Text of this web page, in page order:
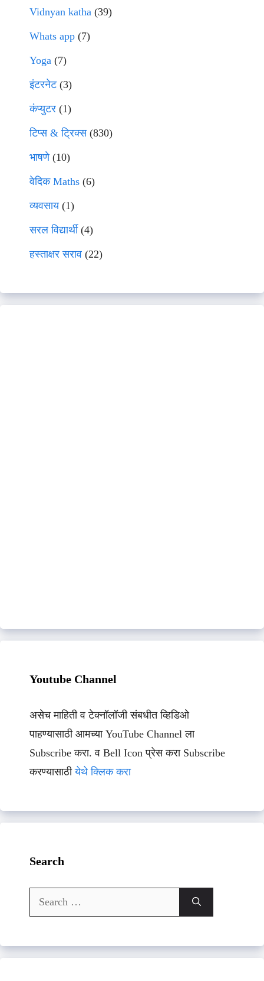
Vidnyan katha (39)
Whats app (7)
Yoga (7)
इंटरनेट(3)
कंप्युटर (1)
टिप्स & ट्रिक्स(830)
भाषणे(10)
वेदिक Maths (6)
व्यवसाय(1)
सरल विद्यार्थी(4)
हस्ताक्षर सराव (22)
Youtube Channel
असेच माहिती व टेक्नॉलॉजी संबधीत व्हिडिओ
पाहण्यासाठी आमच्या YouTube Channel ला
Subscribe करा. व Bell Icon प्रेस करा Subscribe
करण्यासाठीयेथे क्लिक करा
Search
Search
for: